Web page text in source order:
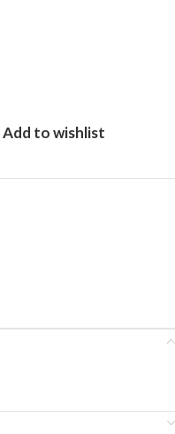
Add to wishlist